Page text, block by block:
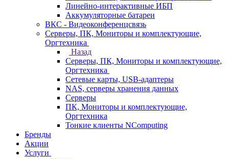
Линейно-интерактивные ИБП
Аккумуляторные батареи
ВКС - Видеоконференцсвязь
Серверы, ПК, Мониторы и комплектующие,
Оргтехника
Назад
Серверы, ПК, Мониторы и комплектующие,
Оргтехника
Сетевые карты, USB-адаптеры
NAS, серверы хранения данных
Серверы
ПК, Мониторы и комплектующие,
Оргтехника
Тонкие клиенты NComputing
Бренды
Акции
Услуги